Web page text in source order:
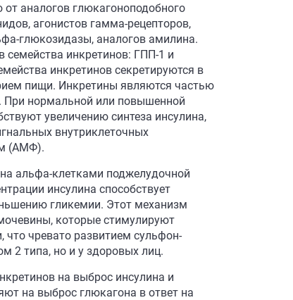
аналогов глюкагоноподобного
агонистов гамма-рецепторов,
глюкозидазы, аналогов амилина.
инкретинов: ГПП-1 и
инкретинов секретируются в
пищи. Инкретины являются частью
При нормальной или повышенной
увеличению синтеза инсулина,
внутриклеточных
(АМФ).
альфа-клетками поджелудочной
инсулина способствует
гликемии. Этот механизм
которые стимулируют
чревато развитием сульфон-
2 типа, но и у здоровых лиц.
на выброс инсулина и
на выброс глюкагона в ответ на